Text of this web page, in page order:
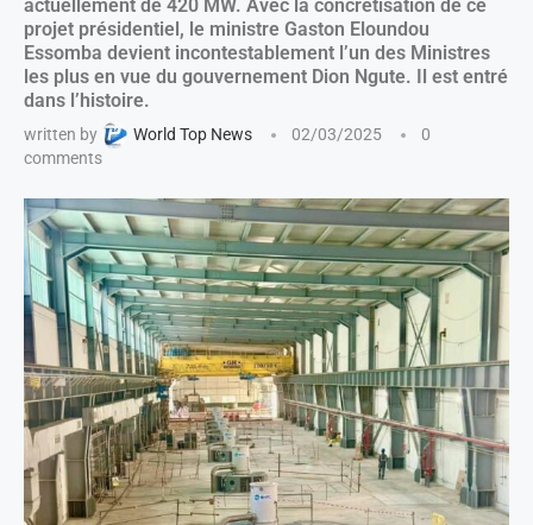
actuellement de 420 MW. Avec la concrétisation de ce
projet présidentiel, le ministre Gaston Eloundou
Essomba devient incontestablement l’un des Ministres
les plus en vue du gouvernement Dion Ngute. Il est entré
dans l’histoire.
written by World Top News 02/03/2025
0
comments